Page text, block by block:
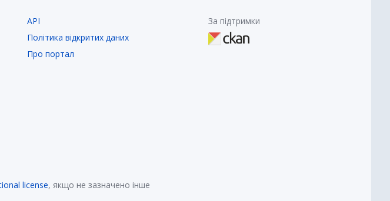
API
Політика відкритих даних
Про портал
За підтримки
license, якщо не зазначено інше